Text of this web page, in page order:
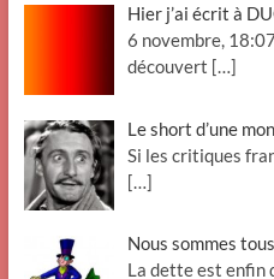
Hier j’ai écrit à
6 novembre,
découvert […]
Le short d’une
Si les critiques
[…]
Nous sommes
La dette est enfin